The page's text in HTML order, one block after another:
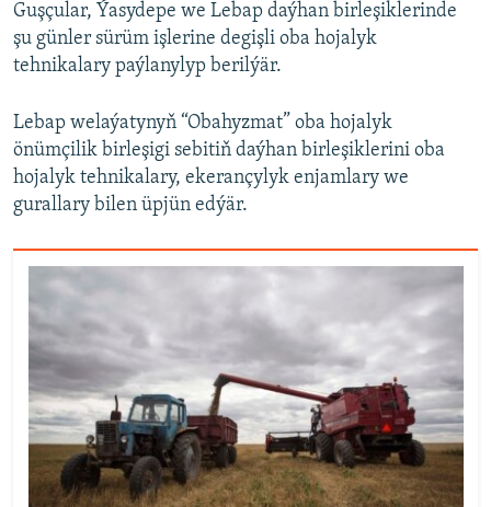
Guşçular, Ýasydepe we Lebap daýhan birleşiklerinde
şu günler sürüm işlerine degişli oba hojalyk
tehnikalary paýlanylyp berilýär.
Lebap welaýatynyň “Obahyzmat” oba hojalyk
önümçilik birleşigi sebitiň daýhan birleşiklerini oba
hojalyk tehnikalary, ekerançylyk enjamlary we
gurallary bilen üpjün edýär.